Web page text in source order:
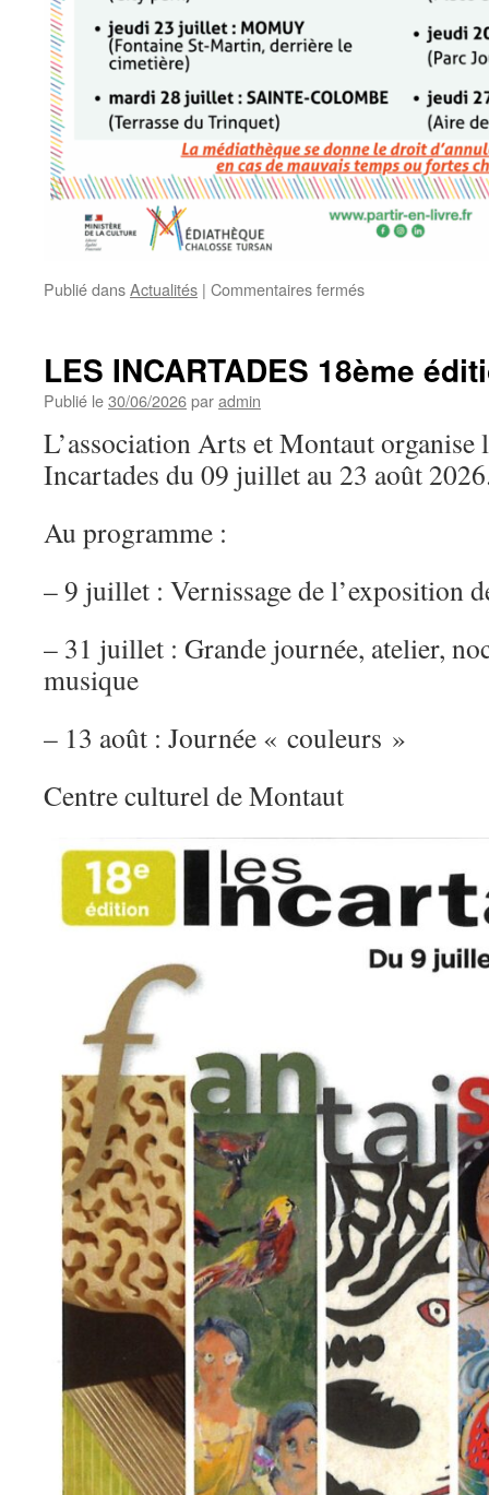
Publié dansActualités | Commentaires ferméssur
LES INCARTADES 18ème
Publié le30/06/2026paradmin
L’association Arts et Montaut organise
Incartades du 09 juillet au 23 août
Au programme :
– 9 juillet : Vernissage de l’exposition
– 31 juillet : Grande journée, atelier,
musique
– 13 août : Journée « couleurs »
Centre culturel de Montaut